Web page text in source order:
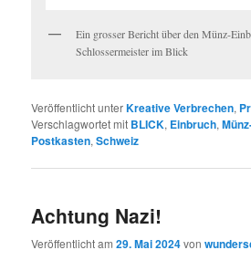
Ein grosser Bericht über den Münz-
Schlossermeister im Blick
Veröffentlicht unterKreative Verbrechen,
Verschlagwortet mit BLICK, Einbruch,
Postkasten,Schweiz
Achtung Nazi!
Veröffentlicht am29. Mai 2024von